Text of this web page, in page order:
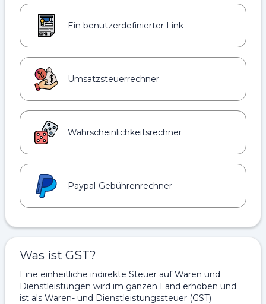
Ein benutzerdefinierter Link
Umsatzsteuerrechner
Wahrscheinlichkeitsrechner
Paypal-Gebührenrechner
Was ist GST?
Eine einheitliche indirekte Steuer auf Waren und
Dienstleistungen wird im ganzen Land erhoben und
ist als Waren- und Dienstleistungssteuer (GST)